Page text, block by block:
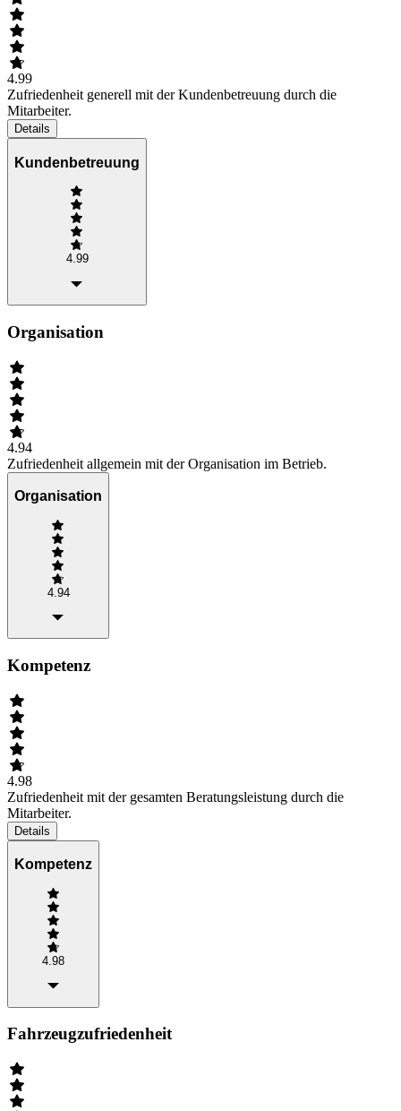
4.99
Zufriedenheit generell mit der Kundenbetreuung durch die
Mitarbeiter.
Details
Kundenbetreuung
4.99
Organisation
4.94
Zufriedenheit allgemein mit der Organisation im Betrieb.
Organisation
4.94
Kompetenz
4.98
Zufriedenheit mit der gesamten Beratungsleistung durch die
Mitarbeiter.
Details
Kompetenz
4.98
Fahrzeugzufriedenheit